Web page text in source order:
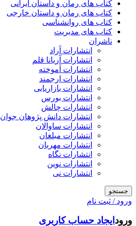
کتاب های رمان و داستان ایرانی
کتاب های رمان و داستان خارجی
کتاب های روانشناسی
کتاب های مدیریت
ناشران
انتشارات آراد
انتشارات آریانا قلم
انتشارات آموخته
انتشارات ارجمند
انتشارات بازاریابی
انتشارات بورس
انتشارات چالش
انتشارات دانش پژوهان جوان
انتشارات ساوالان
انتشارات مبلغان
انتشارات مهربان
انتشارات نگاه
انتشارات نوین
انتشارات نی
جستجو
ورود / ثبت نام
ورود ایجاد حساب کاربری